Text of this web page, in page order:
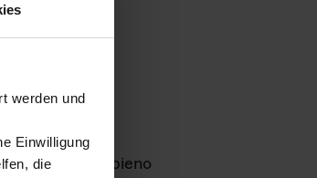
werden und
Einwilligung
die
rimangono in pieno